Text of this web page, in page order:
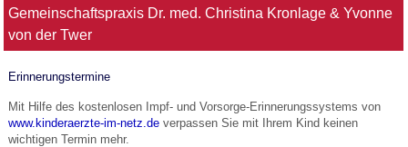
Gemeinschaftspraxis Dr. med. Christina Kronlage & Yvonne
von der Twer
Erinnerungstermine
Mit Hilfe des kostenlosen Impf- und Vorsorge-Erinnerungssystems von
www.kinderaerzte-im-netz.deverpassen Sie mit Ihrem Kind keinen
wichtigen Termin mehr.